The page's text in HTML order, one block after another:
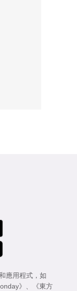
應用程式，如
》 、
《東方